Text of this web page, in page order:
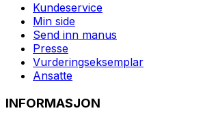
Kundeservice
Min side
Send inn manus
Presse
Vurderingseksemplar
Ansatte
INFORMASJON